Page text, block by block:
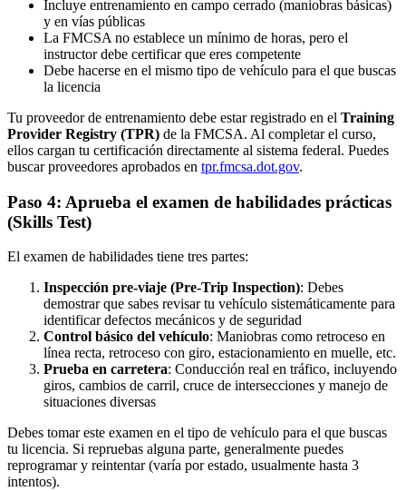
Incluye entrenamiento en campo cerrado (maniobras básicas)
y en vías públicas
La FMCSA no establece un mínimo de horas, pero el
instructor debe certificar que eres competente
Debe hacerse en el mismo tipo de vehículo para el que buscas
la licencia
Tu proveedor de entrenamiento debe estar registrado en el Training
Provider Registry (TPR) de la FMCSA. Al completar el curso,
ellos cargan tu certificación directamente al sistema federal. Puedes
buscar proveedores aprobados en tpr.fmcsa.dot.gov.
Paso 4: Aprueba el examen de habilidades prácticas
(Skills Test)
El examen de habilidades tiene tres partes:
Inspección pre-viaje (Pre-Trip Inspection): Debes
demostrar que sabes revisar tu vehículo sistemáticamente para
identificar defectos mecánicos y de seguridad
Control básico del vehículo: Maniobras como retroceso en
línea recta, retroceso con giro, estacionamiento en muelle, etc.
Prueba en carretera: Conducción real en tráfico, incluyendo
giros, cambios de carril, cruce de intersecciones y manejo de
situaciones diversas
Debes tomar este examen en el tipo de vehículo para el que buscas
tu licencia. Si repruebas alguna parte, generalmente puedes
reprogramar y reintentar (varía por estado, usualmente hasta 3
intentos).